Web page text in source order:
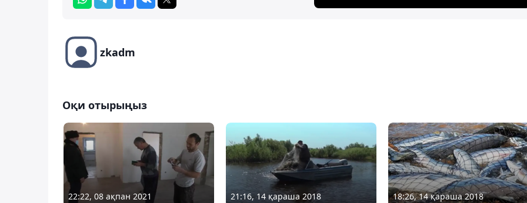
zkadm
Оқи отырыңыз
22:22, 08 ақпан 2021 21:16, 14 қараша 2018 18:26, 14 қараша 2018